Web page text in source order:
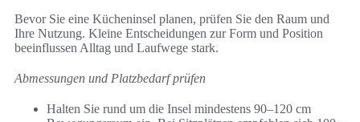
Bevor Sie eine Kücheninsel planen, prüfen Sie den Raum und
Ihre Nutzung. Kleine Entscheidungen zur Form und Position
beeinflussen Alltag und Laufwege stark.
Abmessungen und Platzbedarf prüfen
Halten Sie rund um die Insel mindestens 90–120 cm